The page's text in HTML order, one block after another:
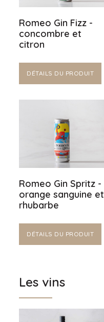
Romeo Gin Fizz -
concombre et
citron
DÉTAILS DU PRODUIT
Romeo Gin Spritz -
orange sanguine et
rhubarbe
DÉTAILS DU PRODUIT
Les vins